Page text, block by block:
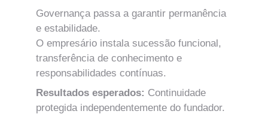
Governança passa a garantir permanência
e estabilidade.
O empresário instala sucessão funcional,
transferência de conhecimento e
responsabilidades contínuas.
Resultados esperados: Continuidade
protegida independentemente do fundador.